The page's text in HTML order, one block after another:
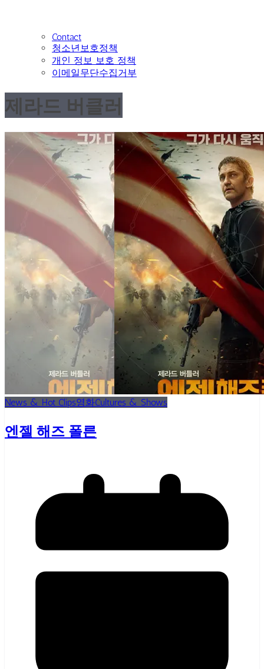
Contact
청소년보호정책
개인 정보 보호 정책
이메일무단수집거부
제라드 버클러
News & Hot Clips영화Cultures & Shows
엔젤 해즈 폴른